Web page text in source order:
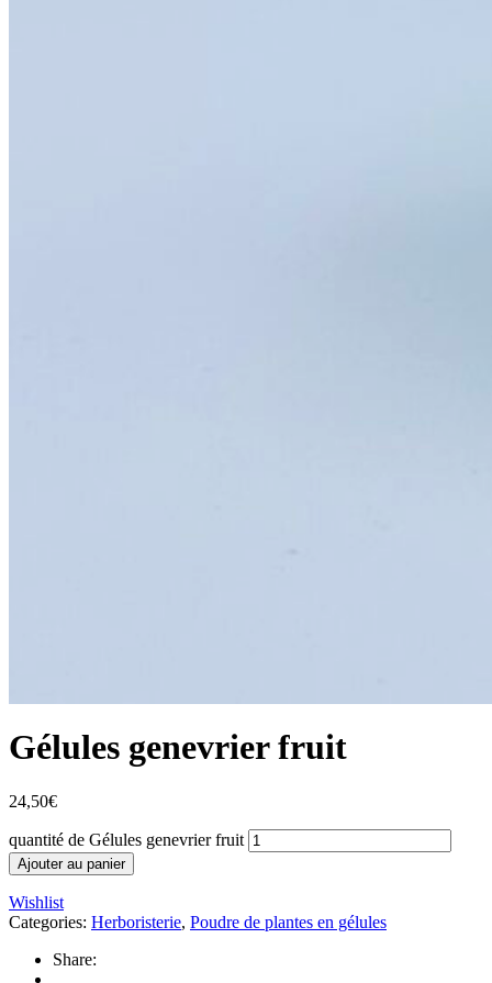
Gélules genevrier fruit
24,50€
quantité de Gélules genevrier fruit
Ajouter au panier
Wishlist
Categories: Herboristerie, Poudre de plantes en gélules
Share: